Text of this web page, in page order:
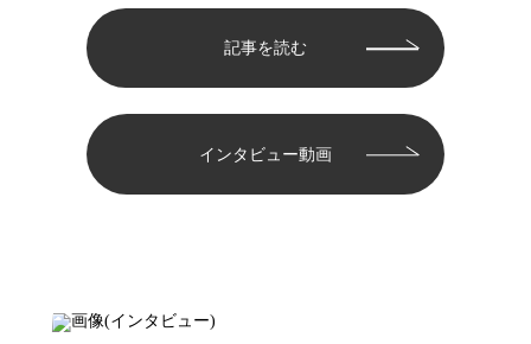
記事を読む
インタビュー動画